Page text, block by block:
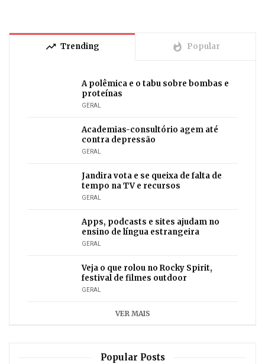
trending_up Trending whatshot Popular
A polêmica e o tabu sobre bombas e
proteínas
GERAL
Academias-consultório agem até
contra depressão
GERAL
Jandira vota e se queixa de falta de
tempo na TV e recursos
GERAL
Apps, podcasts e sites ajudam no
ensino de língua estrangeira
GERAL
Veja o que rolou no Rocky Spirit,
festival de filmes outdoor
GERAL
VER MAIS
Popular Posts